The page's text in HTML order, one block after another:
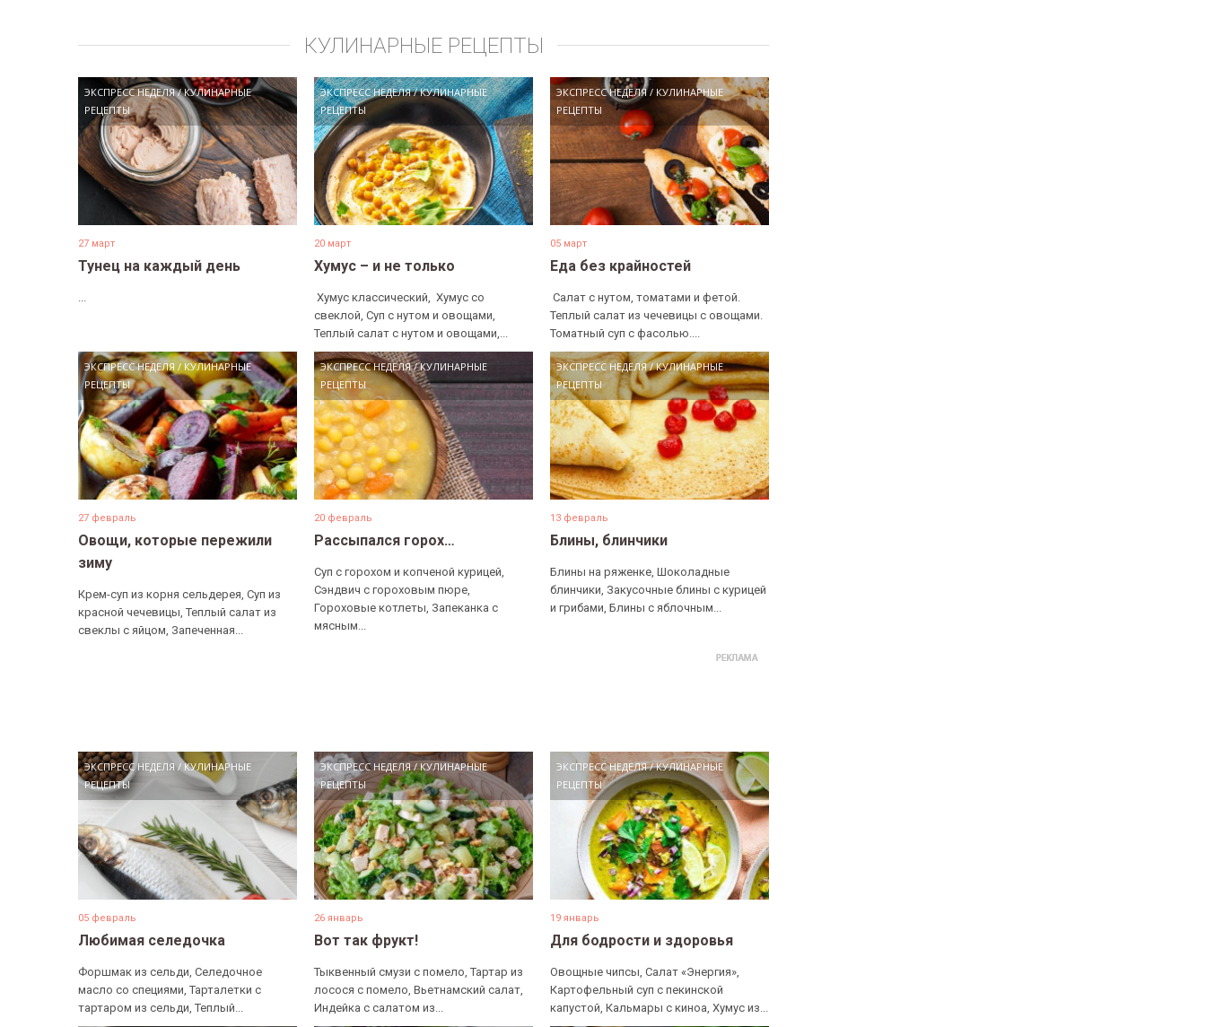
КУЛИНАРНЫЕ РЕЦЕПТЫ
ЭКСПРЕСС НЕДЕЛЯ/КУЛИНАРНЫЕ
РЕЦЕПТЫ
27 март
Тунец на каждый день
ЭКСПРЕСС НЕДЕЛЯ/КУЛИНАРНЫЕ
РЕЦЕПТЫ
20 март
Хумус – и не только
​ Хумус классический, ​ Хумус со
свеклой, Суп с нутом и овощами, ​
Теплый салат с нутом и овощами,...
ЭКСПРЕСС НЕДЕЛЯ/ КУЛИНАРНЫЕ
РЕЦЕПТЫ
05 март
Еда без крайностей
​ Салат с нутом, томатами и фетой. ​
Теплый салат из чечевицы с овощами. ​
Томатный суп с фасолью....
ЭКСПРЕСС НЕДЕЛЯ/КУЛИНАРНЫЕ
РЕЦЕПТЫ
27 февраль
Овощи, которые пережили
зиму
Крем-суп из корня сельдерея, Суп из
красной чечевицы, Теплый салат из
свеклы с яйцом, Запеченная...
ЭКСПРЕСС НЕДЕЛЯ/КУЛИНАРНЫЕ
РЕЦЕПТЫ
20 февраль
Рассыпался горох…
Суп с горохом и копченой курицей,
Сэндвич с гороховым пюре,
Гороховые котлеты, Запеканка с
мясным...
ЭКСПРЕСС НЕДЕЛЯ/КУЛИНАРНЫЕ
РЕЦЕПТЫ
13 февраль
Блины, блинчики
Блины на ряженке, Шоколадные
блинчики, Закусочные блины с курицей
и грибами, Блины с яблочным...
ЭКСПРЕСС НЕДЕЛЯ/ КУЛИНАРНЫЕ
РЕЦЕПТЫ
05 февраль
Любимая селедочка
Форшмак из сельди, Селедочное
масло со специями, Тарталетки с
тартаром из сельди, Теплый...
ЭКСПРЕСС НЕДЕЛЯ/КУЛИНАРНЫЕ
РЕЦЕПТЫ
26 январь
Вот так фрукт!
Тыквенный смузи с помело, Тартар из
лосося с помело, Вьетнамский салат,
Индейка с салатом из...
ЭКСПРЕСС НЕДЕЛЯ/КУЛИНАРНЫЕ
РЕЦЕПТЫ
19 январь
Для бодрости и здоровья
Овощные чипсы, Салат «Энергия»,
Картофельный суп с пекинской
капустой, Кальмары с киноа, Хумус из...